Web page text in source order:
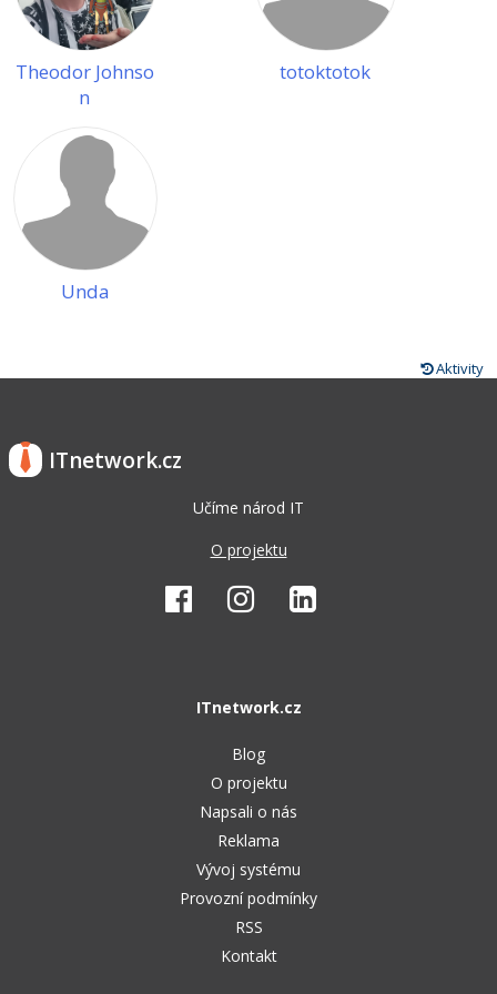
Theodor Johnso
n
totoktotok
Unda
Aktivity
ITnetwork.cz
Učíme národ IT
O projektu
ITnetwork.cz
Blog
O projektu
Napsali o nás
Reklama
Vývoj systému
Provozní podmínky
RSS
Kontakt